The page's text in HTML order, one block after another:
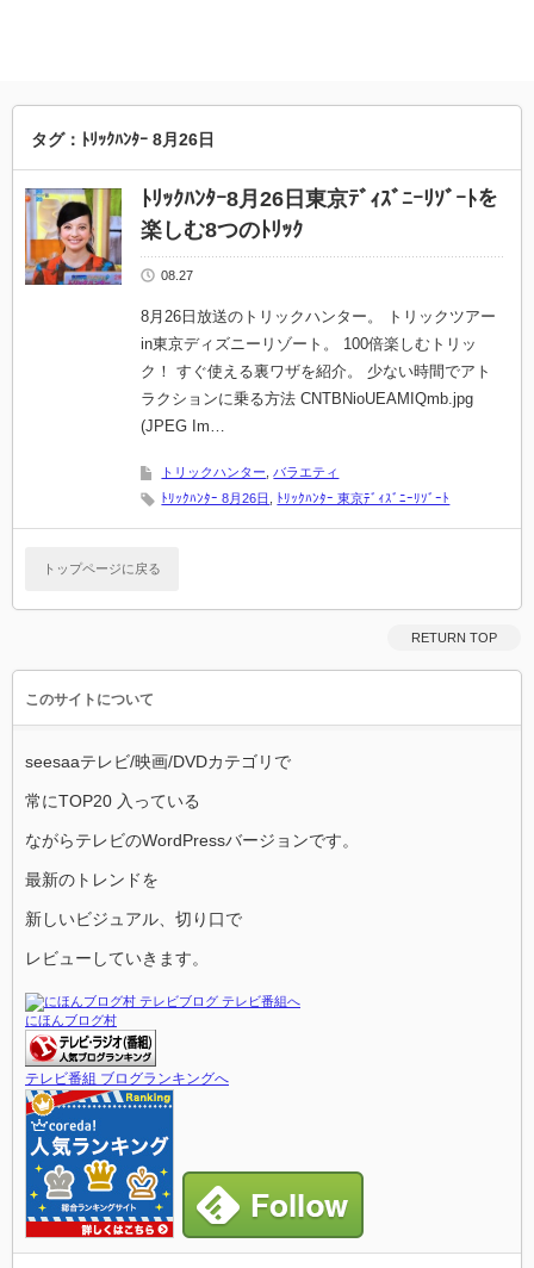
タグ：ﾄﾘｯｸﾊﾝﾀｰ 8月26日
ﾄﾘｯｸﾊﾝﾀｰ8月26日東京ﾃﾞｨｽﾞﾆｰﾘｿﾞｰﾄを
楽しむ8つのﾄﾘｯｸ
08.27
8月26日放送のトリックハンター。 トリックツアー
in東京ディズニーリゾート。 100倍楽しむトリッ
ク！ すぐ使える裏ワザを紹介。 少ない時間でアト
ラクションに乗る方法 CNTBNioUEAMIQmb.jpg
(JPEG Im…
トリックハンター
バラエティ
ﾄﾘｯｸﾊﾝﾀｰ 8月26日
ﾄﾘｯｸﾊﾝﾀｰ 東京ﾃﾞｨｽﾞﾆｰﾘｿﾞｰﾄ
トップページに戻る
RETURN TOP
このサイトについて
seesaaテレビ/映画/DVDカテゴリで
常にTOP20 入っている
ながらテレビのWordPressバージョンです。
最新のトレンドを
新しいビジュアル、切り口で
レビューしていきます。
にほんブログ村
テレビ番組 ブログランキングへ